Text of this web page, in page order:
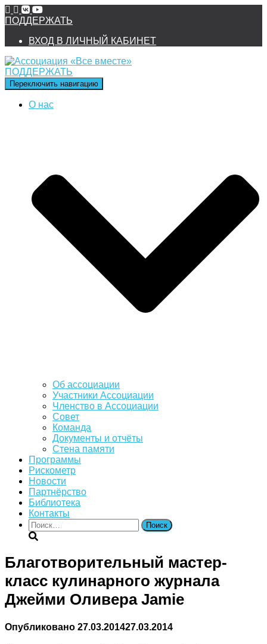
ПОДДЕРЖАТЬ
ВХОД В ЛИЧНЫЙ КАБИНЕТ
ПОДДЕРЖАТЬ
Переключить навигацию
О нас
Об ассоциации
Участники Ассоциации
Членство в Ассоциации
Совет
Команда
Документы и отчёты
Стена памяти
Программы
Рискометр
Новости
Партнёрство
Библиотека
Контакты
Найти:
Благотворительный мастер-
класс кулинарного журнала
Джейми Оливера Jamie
Опубликовано 27.03.201427.03.2014